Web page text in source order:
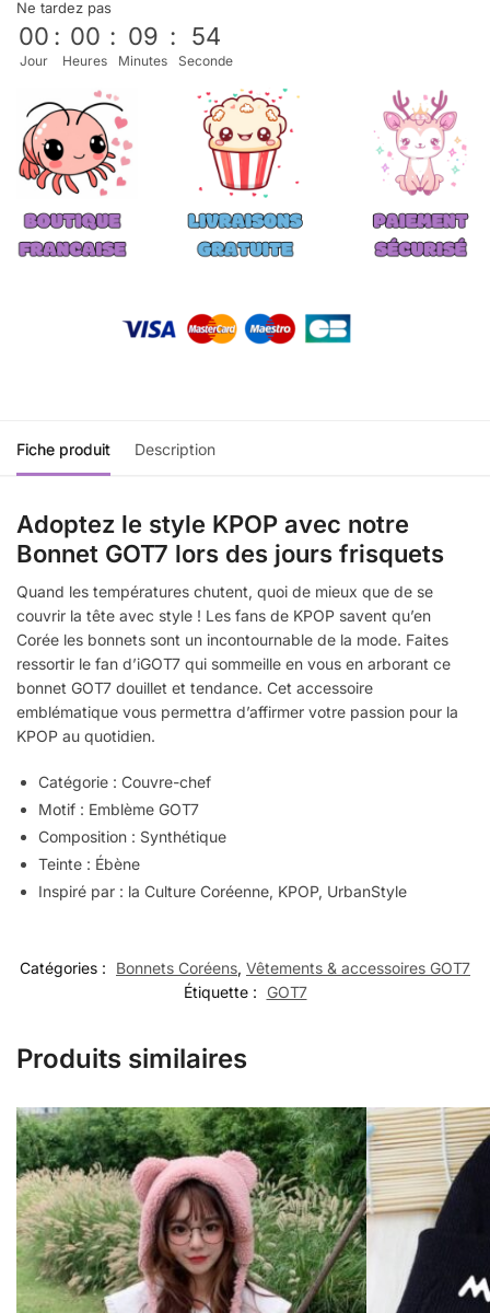
Ne tardez pas
00
Jour
: 00
Heures
: 09
Minutes
: 53
Seconde
Fiche produit Description
Adoptez le style KPOP avec notre
Bonnet GOT7 lors des jours frisquets
Quand les températures chutent, quoi de mieux que de se
couvrir la tête avec style ! Les fans de KPOP savent qu’en
Corée les bonnets sont un incontournable de la mode. Faites
ressortir le fan d’iGOT7 qui sommeille en vous en arborant ce
bonnet GOT7 douillet et tendance. Cet accessoire
emblématique vous permettra d’affirmer votre passion pour la
KPOP au quotidien.
Catégorie : Couvre-chef
Motif : Emblème GOT7
Composition : Synthétique
Teinte : Ébène
Inspiré par : la Culture Coréenne, KPOP, UrbanStyle
Catégories : Bonnets Coréens, Vêtements & accessoires GOT7
Étiquette :
GOT7
Produits similaires